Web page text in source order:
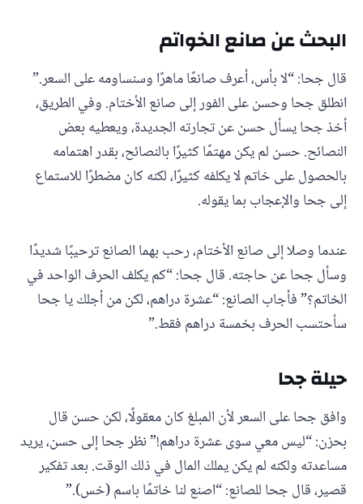
البحث عن صانع الخواتم
قال جحا: “لا بأس، أعرف صانعًا ماهرًا وسنساومه على السعر.”
انطلق جحا وحسن على الفور إلى صانع الأختام. وفي الطريق،
أخذ جحا يسأل حسن عن تجارته الجديدة، ويعطيه بعض
النصائح. حسن لم يكن مهتمًا كثيرًا بالنصائح، بقدر اهتمامه
بالحصول على خاتم لا يكلفه كثيرًا، لكنه كان مضطرًا للاستماع
إلى جحا والإعجاب بما يقوله.
عندما وصلا إلى صانع الأختام، رحب بهما الصانع ترحيبًا شديدًا
وسأل جحا عن حاجته. قال جحا: “كم يكلف الحرف الواحد في
الخاتم؟” فأجاب الصانع: “عشرة دراهم، لكن من أجلك يا جحا
سأحتسب الحرف بخمسة دراهم فقط.”
حيلة جحا
وافق جحا على السعر لأن المبلغ كان معقولًا، لكن حسن قال
بحزن: “ليس معي سوى عشرة دراهم!” نظر جحا إلى حسن، يريد
مساعدته ولكنه لم يكن يملك المال في ذلك الوقت. بعد تفكير
قصير، قال جحا للصانع: “اصنع لنا خاتمًا باسم (خس).”